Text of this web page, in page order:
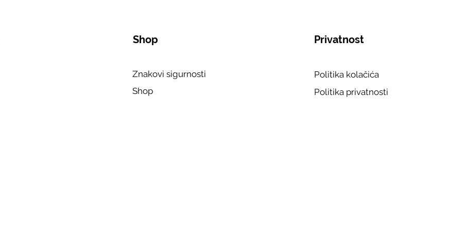
Shop
Znakovi sigurnosti
Shop
Privatnost
Politika kolačića
Politika privatnosti